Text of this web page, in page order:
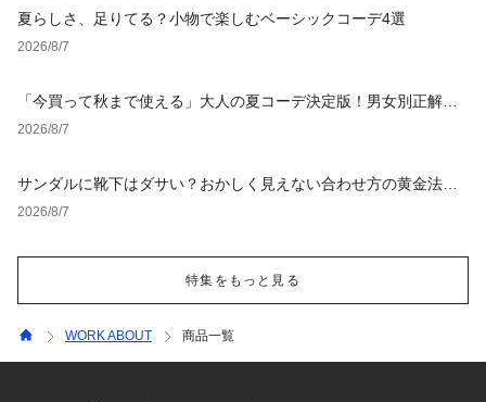
夏らしさ、足りてる？小物で楽しむベーシックコーデ4選
2026/8/7
「今買って秋まで使える」大人の夏コーデ決定版！男女別正解ス
タイルとNGな着こなし
2026/8/7
サンダルに靴下はダサい？おかしく見えない合わせ方の黄金法則
と男女別おすすめコーデ
2026/8/7
特集をもっと見る
WORK ABOUT 商品一覧